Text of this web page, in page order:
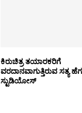
ಕಿರುಚಿತ್ರ ತಯಾರಕರಿಗೆ
ವರದಾನವಾಗುತ್ತಿರುವ ಸತ್ಯ
ಸ್ಟುಡಿಯೋಸ್